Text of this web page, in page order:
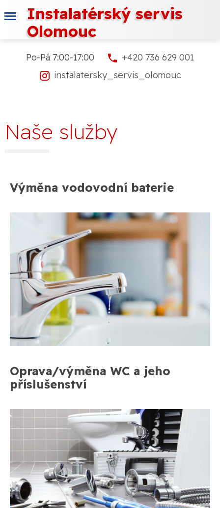
Instalatérský servis
Olomouc
Po-Pá 7:00-17:00
+420 736 629 001
instalatersky_servis_olomouc
Naše služby
Výměna vodovodní baterie
Oprava/výměna WC a jeho
příslušenství